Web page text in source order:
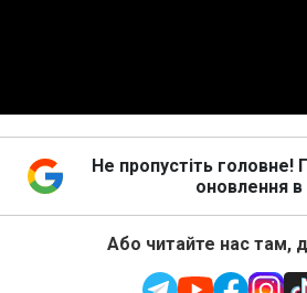
Не пропустіть головне!
оновлення
Або читайте нас там,